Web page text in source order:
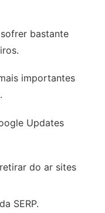
bastante
importantes
.
Updates
do ar sites
SERP.